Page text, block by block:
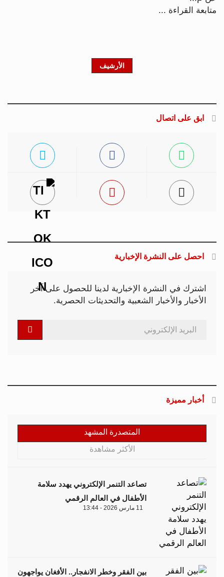
متابعة القراءة ...
الأرشيف
ابق على اتصال
احصل على النشرة الإخبارية
اشترك في النشرة الإخبارية لدينا للحصول على آخر
الأخبار والأخبار الشعبية والتحديثات الحصرية.
أخبار مميزة
المتصدرة المشهد
الأكثر مشاهدة
تصاعد التنمر الإلكتروني يهدد سلامة
الأطفال في العالم الرقمي
11 مارس 2026 - 13:44
بين الفقر وخطر الانفجار.. الأفغان يواجهون